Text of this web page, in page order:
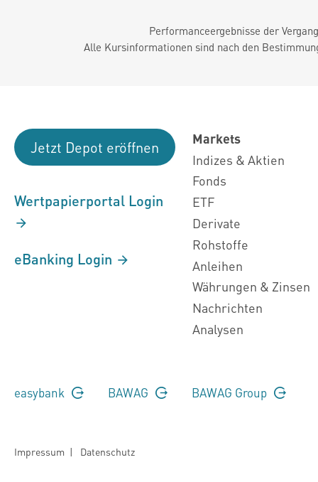
Performanceergebnisse der
Alle Kursinformationen sind nach den
Jetzt Depot eröffnen
Wertpapierportal Login
eBanking Login
Markets
Indizes & Aktien
Fonds
ETF
Derivate
Rohstoffe
Anleihen
Währungen & Zinsen
Nachrichten
Analysen
easybank BAWAG BAWAG Group
Impressum | Datenschutz